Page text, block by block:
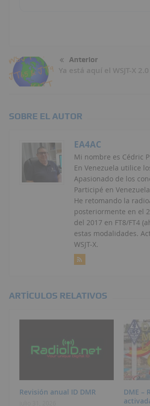
Anterior
Ya está aquí el WSJT-X 2.0
SOBRE EL AUTOR
EA4AC
Mi nombre es Cédric
En Venezuela utilice
Apasionado de los
Participé en
He retomando la
posteriormente en el
del 2017 en FT8/FT4
estas modalidades.
WSJT-X.
ARTÍCULOS RELATIVOS
Revisión anual ID DMR
DME –